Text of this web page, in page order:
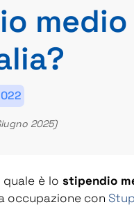
2025)
è lo stipendio
occupazione con